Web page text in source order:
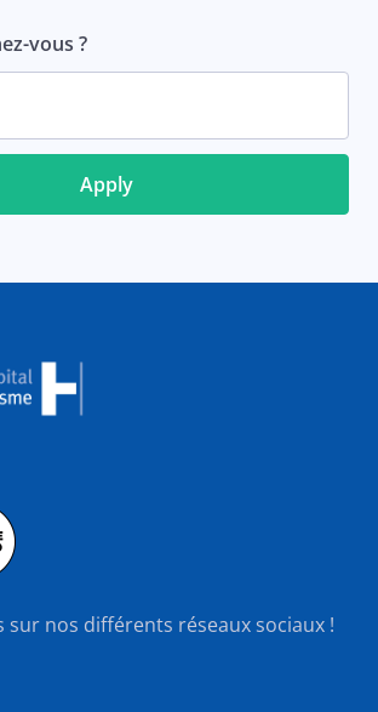
vous ?
sur nos différents réseaux sociaux !